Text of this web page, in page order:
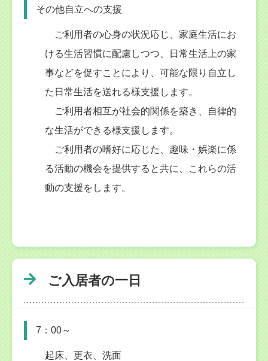
その他自立への支援
ご利用者の心身の状況応じ、家庭生活にお
ける生活習慣に配慮しつつ、日常生活上の家
事などを促すことにより、可能な限り自立し
た日常生活を送れる様支援します。
ご利用者相互が社会的関係を築き、自律的
な生活ができる様支援します。
ご利用者の嗜好に応じた、趣味・娯楽に係
る活動の機会を提供すると共に、これらの活
動の支援をします。
ご入居者の一日
7：00～
起床、更衣、洗面